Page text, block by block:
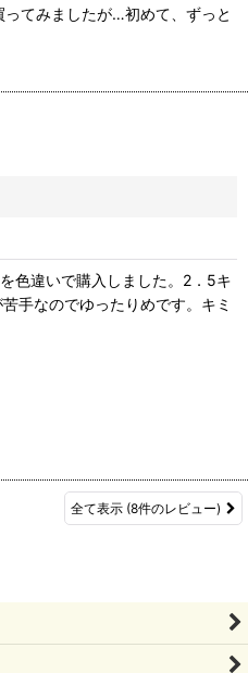
てみましたが…初めて、ずっと
色違いで購入しました。2．5キ
手なのでゆったりめです。キミ
全て表示 (8件のレビュー)